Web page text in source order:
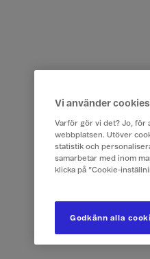
Vi använder cookies
Varför gör vi det? Jo, för
webbplatsen. Utöver
statistik och
samarbetar med inom
klicka på ”Cookie-
Godkänn alla